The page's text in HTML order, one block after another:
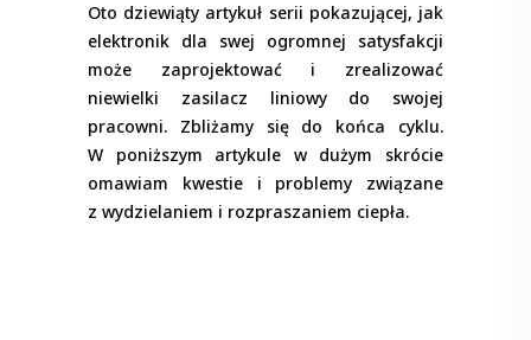
Oto dziewiąty artykuł serii pokazującej, jak
elektronik dla swej ogromnej satysfakcji
może zaprojektować i zrealizować
niewielki zasilacz liniowy do swojej
pracowni. Zbliżamy się do końca cyklu.
W poniższym artykule w dużym skrócie
omawiam kwestie i problemy związane
z wydzielaniem i rozpraszaniem ciepła.